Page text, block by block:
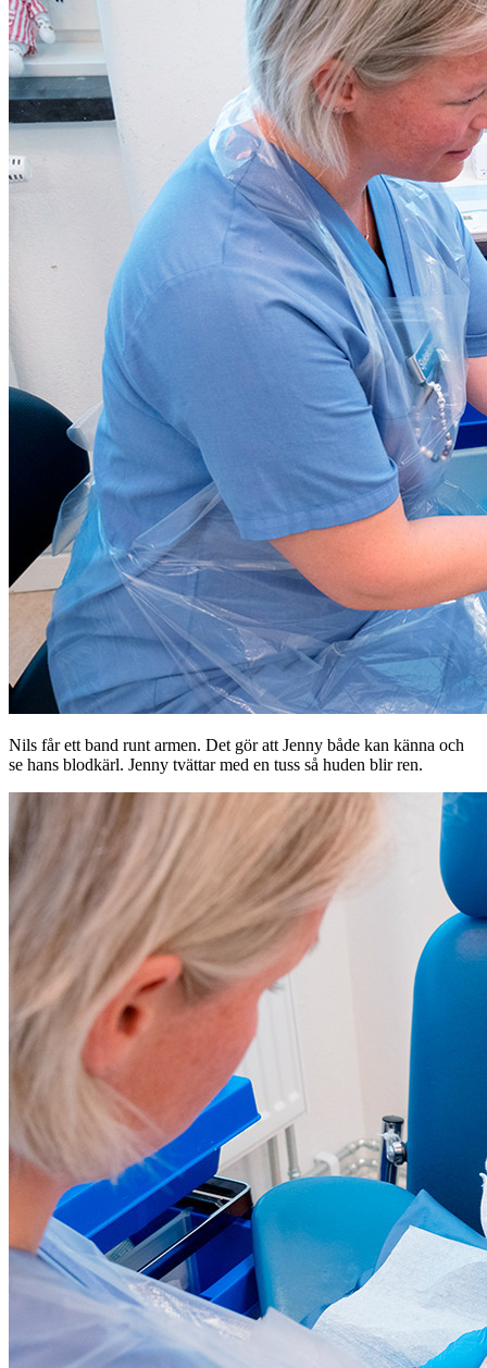
Nils får ett band runt armen. Det gör att Jenny både kan känna och
se hans blodkärl. Jenny tvättar med en tuss så huden blir ren.